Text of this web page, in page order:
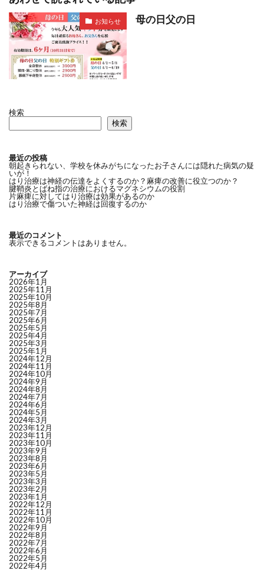
お知らせ 母の日父の日
検索
検索
最近の投稿
朝起きられない、学校を休みがちになったお子さんには隠れた病気の疑
いが！
はり治療は神経の伝達をよくするのか？麻痺の改善に役立つのか？
腱鞘炎とばね指の治療におけるマグネシウムの役割
片麻痺に対してはり治療は効果があるのか
はり治療で傷ついた神経は回復するのか
最近のコメント
表示できるコメントはありません。
アーカイブ
2026年1月
2025年11月
2025年10月
2025年8月
2025年7月
2025年6月
2025年5月
2025年4月
2025年3月
2025年1月
2024年12月
2024年11月
2024年10月
2024年9月
2024年8月
2024年7月
2024年6月
2024年5月
2024年3月
2023年12月
2023年11月
2023年10月
2023年9月
2023年8月
2023年6月
2023年5月
2023年3月
2023年2月
2023年1月
2022年12月
2022年11月
2022年10月
2022年9月
2022年8月
2022年7月
2022年6月
2022年5月
2022年4月